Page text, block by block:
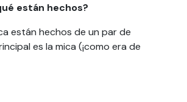
están hechos?
están hechos de un par de
es la mica (¡como era de